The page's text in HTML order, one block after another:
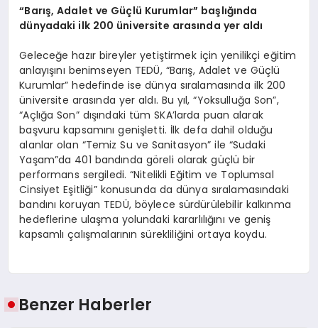
“Barış, Adalet ve Güçlü Kurumlar” başlığında
dünyadaki ilk 200 üniversite arasında yer aldı
Geleceğe hazır bireyler yetiştirmek için yenilikçi eğitim
anlayışını benimseyen TEDÜ, “Barış, Adalet ve Güçlü
Kurumlar” hedefinde ise dünya sıralamasında ilk 200
üniversite arasında yer aldı. Bu yıl, “Yoksulluğa Son”,
“Açlığa Son” dışındaki tüm SKA’larda puan alarak
başvuru kapsamını genişletti. İlk defa dahil olduğu
alanlar olan “Temiz Su ve Sanitasyon” ile “Sudaki
Yaşam”da 401 bandında göreli olarak güçlü bir
performans sergiledi. “Nitelikli Eğitim ve Toplumsal
Cinsiyet Eşitliği” konusunda da dünya sıralamasındaki
bandını koruyan TEDÜ, böylece sürdürülebilir kalkınma
hedeflerine ulaşma yolundaki kararlılığını ve geniş
kapsamlı çalışmalarının sürekliliğini ortaya koydu.
Benzer Haberler